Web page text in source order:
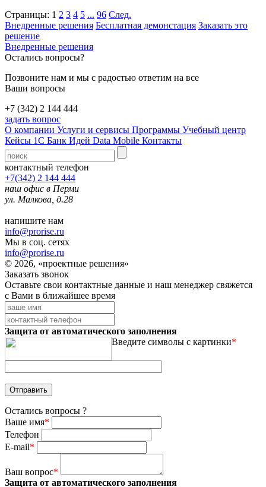
Страницы: 1 2 3 4 5 ... 96 След.
Внедренные решения Бесплатная демонстация Заказать это
решение
Внедренные решения
Остались вопросы?
Позвоните нам и мы с радостью ответим на все
Ваши вопросы
+7 (342) 2 144 444
задать вопрос
О компании Услуги и сервисы Программы Учебный центр
Кейсы 1С Банк Идей Data Mobile Контакты
контактный телефон
+7(342) 2 144 444
наш офис в Перми
ул. Малкова, д.28
напишите нам
info@prorise.ru
Мы в соц. сетях
info@prorise.ru
© 2026, «проектные решения»
Заказать звонок
Оставьте свои контактные данные и наш менеджер свяжется
с Вами в ближайшее время
Защита от автоматического заполнения
Введите символы с картинки*
Остались вопросы ?
Ваше имя*
Телефон
E-mail*
Ваш вопрос*
Защита от автоматического заполнения